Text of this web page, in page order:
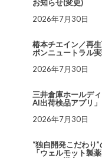
お知らせ(変更)
2026年7月30日
椿本チエイン／再
ボンニュートラル
2026年7月30日
三井倉庫ホールデ
AI出荷検品アプリ
2026年7月30日
“独自開発こだわり
「ウェルモット製